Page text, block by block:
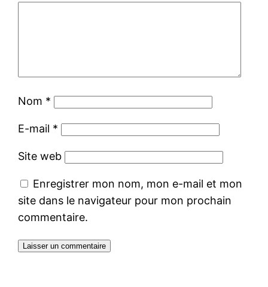
Nom *
E-mail *
Site web
Enregistrer mon nom, mon e-mail et mon
site dans le navigateur pour mon prochain
commentaire.